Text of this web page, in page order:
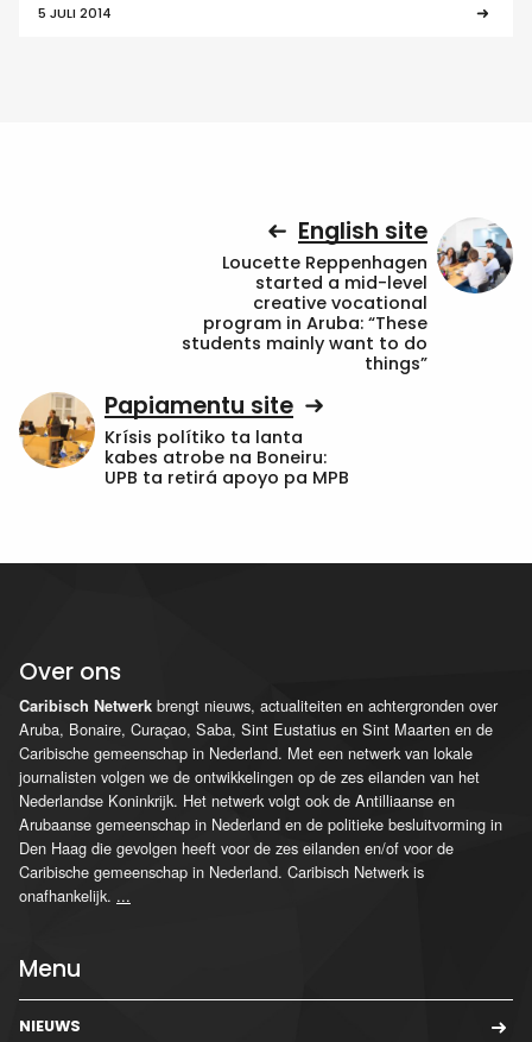
5 JULI 2014
English site
Loucette Reppenhagen
started a mid-level
creative vocational
program in Aruba: “These
students mainly want to do
things”
Papiamentu site
Krísis polítiko ta lanta
kabes atrobe na Boneiru:
UPB ta retirá apoyo pa MPB
Over ons
Caribisch Netwerk brengt nieuws, actualiteiten en achtergronden over
Aruba, Bonaire, Curaçao, Saba, Sint Eustatius en Sint Maarten en de
Caribische gemeenschap in Nederland. Met een netwerk van lokale
journalisten volgen we de ontwikkelingen op de zes eilanden van het
Nederlandse Koninkrijk. Het netwerk volgt ook de Antilliaanse en
Arubaanse gemeenschap in Nederland en de politieke besluitvorming in
Den Haag die gevolgen heeft voor de zes eilanden en/of voor de
Caribische gemeenschap in Nederland. Caribisch Netwerk is
onafhankelijk. ...
Menu
NIEUWS